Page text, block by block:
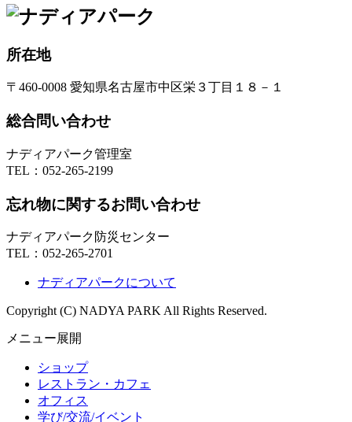
所在地
〒460-0008 愛知県名古屋市中区栄３丁目１８－１
総合問い合わせ
ナディアパーク管理室
TEL： 052-265-2199
忘れ物に関するお問い合わせ
ナディアパーク防災センター
TEL： 052-265-2701
ナディアパークについて
Copyright (C) NADYA PARK All Rights Reserved.
メニュー展開
ショップ
レストラン・カフェ
オフィス
学び/交流/イベント